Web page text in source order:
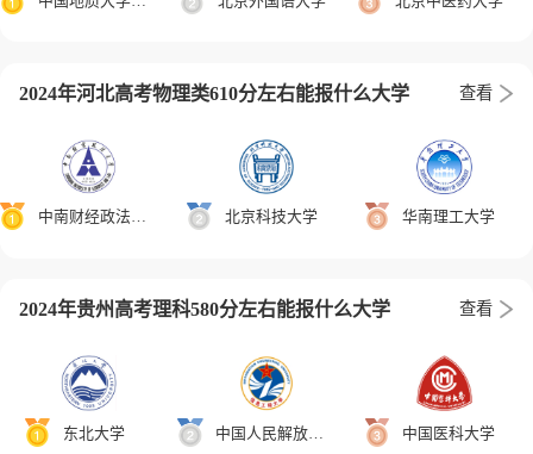
2024年河北高考物理类610分左右能报什么大学 查看
中南财经政法大学 北京科技大学 华南理工大学
2024年贵州高考理科580分左右能报什么大学 查看
东北大学 中国人民解放军战略支援部队信息工程大学 中国医科大学